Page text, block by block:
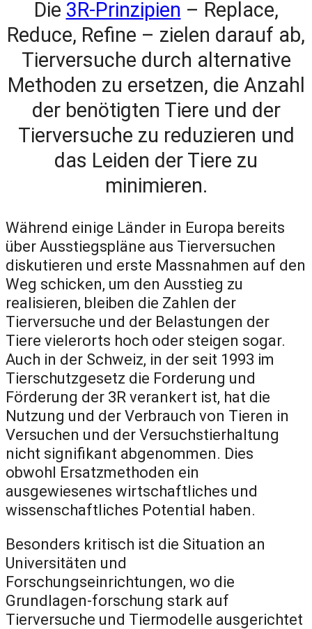
Die 3R-Prinzipien – Replace,
Reduce, Refine – zielen darauf ab,
Tierversuche durch alternative
Methoden zu ersetzen, die Anzahl
der benötigten Tiere und der
Tierversuche zu reduzieren und
das Leiden der Tiere zu
minimieren.
Während einige Länder in Europa bereits
über Ausstiegspläne aus Tierversuchen
diskutieren und erste Massnahmen auf den
Weg schicken, um den Ausstieg zu
realisieren, bleiben die Zahlen der
Tierversuche und der Belastungen der
Tiere vielerorts hoch oder steigen sogar.
Auch in der Schweiz, in der seit 1993 im
Tierschutzgesetz die Forderung und
Förderung der 3R verankert ist, hat die
Nutzung und der Verbrauch von Tieren in
Versuchen und der Versuchstierhaltung
nicht signifikant abgenommen. Dies
obwohl Ersatzmethoden ein
ausgewiesenes wirtschaftliches und
wissenschaftliches Potential haben.
Besonders kritisch ist die Situation an
Universitäten und
Forschungseinrichtungen, wo die
Grundlagen-forschung stark auf
Tierversuche und Tiermodelle ausgerichtet